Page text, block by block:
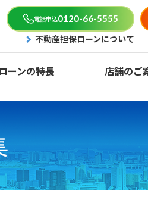
電話申込0120-66-5555
不動産担保ローンについて
ーンの特長 店舗のご